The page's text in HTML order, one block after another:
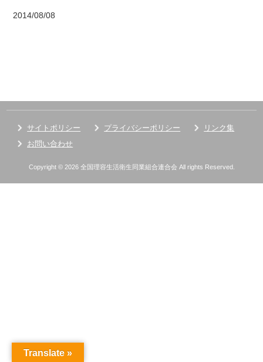
2014/08/08
サイトポリシー プライバシーポリシー
リンク集
お問い合わせ
Copyright © 2026 全国理容生活衛生同業組合連合会 All rights Reserved.
Translate »